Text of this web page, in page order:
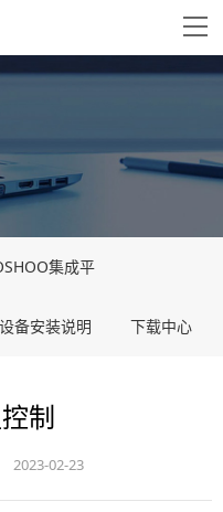
集成平
备安装说明 下载中心
制
2023-02-23